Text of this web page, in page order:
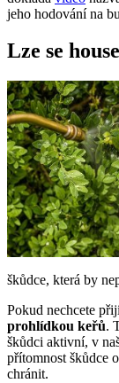
jeho hodování na
Lze se
škůdce, která by
Pokud nechcete
prohlídkou keřů.
škůdci aktivní, v
přítomnost škůdce
chránit.